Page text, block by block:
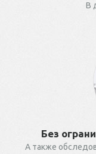
В
Без
А также